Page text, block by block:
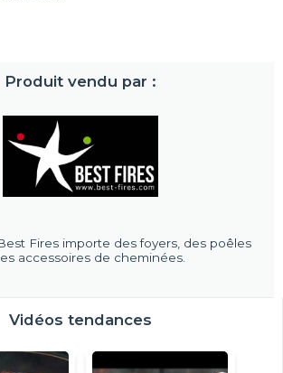
Produit vendu par :
Fires importe des foyers, des poêles
accessoires de cheminées.
Vidéos tendances